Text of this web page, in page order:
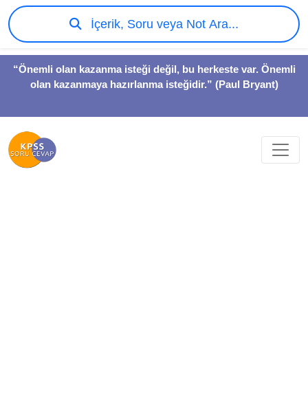
“Önemli olan kazanma isteği değil, bu herkeste var. Önemli
olan kazanmaya hazırlanma isteğidir.” (Paul Bryant)
İçerik, Soru veya Not Ara...